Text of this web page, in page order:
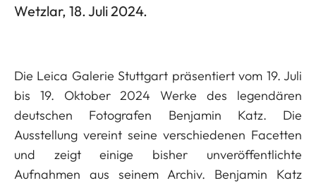
Wetzlar, 18. Juli 2024.
Die Leica Galerie Stuttgart präsentiert vom 19. Juli
bis 19. Oktober 2024 Werke des legendären
deutschen Fotografen Benjamin Katz. Die
Ausstellung vereint seine verschiedenen Facetten
und zeigt einige bisher unveröffentlichte
Aufnahmen aus seinem Archiv. Benjamin Katz